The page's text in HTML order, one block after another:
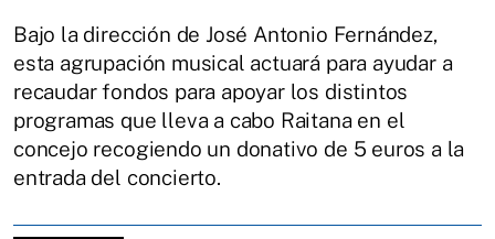
Bajo la dirección de José Antonio Fernández,
esta agrupación musical actuará para ayudar a
recaudar fondos para apoyar los distintos
programas que lleva a cabo Raitana en el
concejo recogiendo un donativo de 5 euros a la
entrada del concierto.